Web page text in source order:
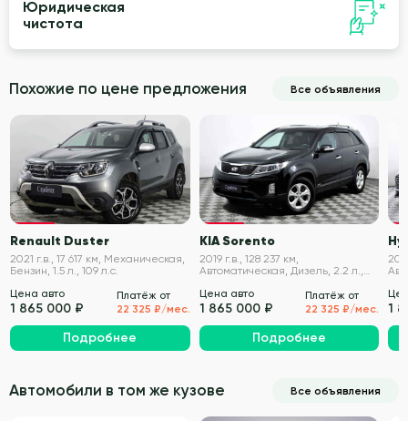
Юридическая
чистота
Похожие по цене предложения Все объявления
VIN проверен
Renault Duster
2021 г.в., 17 617 км, Механическая,
Бензин, 1.5 л., 109 л.с.
Цена авто
1 865 000 ₽
Платёж от
22 325 ₽/мес.
Подробнее
VIN проверен
KIA Sorento
2019 г.в., 128 237 км,
Автоматическая, Дизель, 2.2 л.,
Цена авто
1 865 000 ₽
Платёж от
22 325 ₽/мес.
Подробнее
1
Автомобили в том же кузове Все объявления